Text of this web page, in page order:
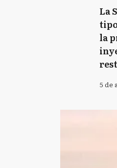
La
la
5 de